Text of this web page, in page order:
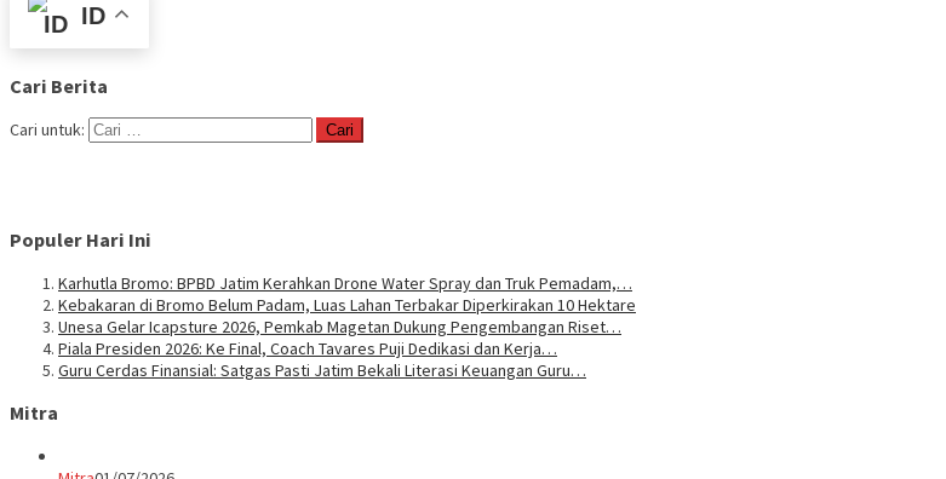
ID
Cari Berita
Cari untuk:
Populer Hari Ini
Karhutla Bromo: BPBD Jatim Kerahkan Drone Water Spray dan Truk Pemadam,…
Kebakaran di Bromo Belum Padam, Luas Lahan Terbakar Diperkirakan 10 Hektare
Unesa Gelar Icapsture 2026, Pemkab Magetan Dukung Pengembangan Riset…
Piala Presiden 2026: Ke Final, Coach Tavares Puji Dedikasi dan Kerja…
Guru Cerdas Finansial: Satgas Pasti Jatim Bekali Literasi Keuangan Guru…
Mitra